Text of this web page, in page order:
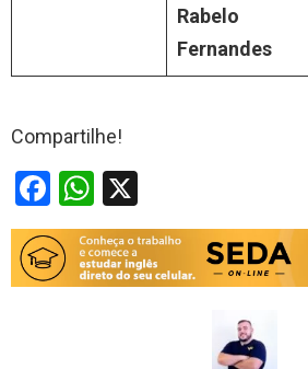
Rabelo
Fernandes
Compartilhe!
F
a
ce
b
W
h
at
s